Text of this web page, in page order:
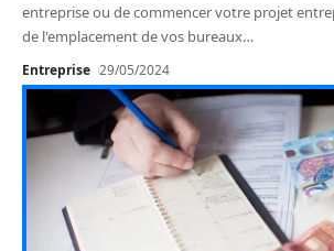
entreprise ou de commencer votre projet
de l'emplacement de vos bureaux…
Entreprise 29/05/2024